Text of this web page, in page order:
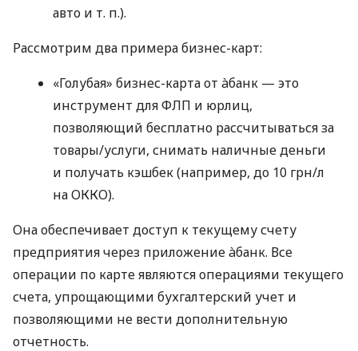
авто и т. п.).
Рассмотрим два примера бизнес-карт:
«Голубая» бизнес-карта от àбанк — это
инструмент для ФЛП и юрлиц,
позволяющий бесплатно рассчитываться за
товары/услуги, снимать наличные деньги
и получать кэшбек (например, до 10 грн/л
на ОККО).
Она обеспечивает доступ к текущему счету
предприятия через приложение àбанк. Все
операции по карте являются операциями текущего
счета, упрощающими бухгалтерский учет и
позволяющими не вести дополнительную
отчетность.